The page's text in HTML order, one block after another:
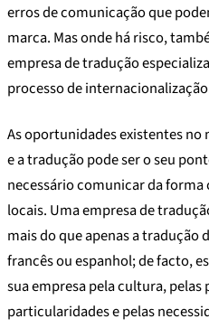
erros de comunicação que
marca. Mas onde há risco,
empresa de tradução
processo de
As oportunidades existentes
e a tradução pode ser o seu
necessário comunicar da
locais. Uma empresa de
mais do que apenas a tradução
francês ou espanhol; de facto,
sua empresa pela cultura, pelas
particularidades e pelas